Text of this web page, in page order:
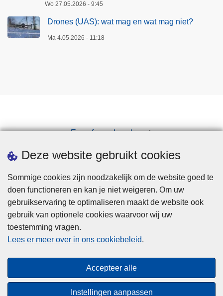
Deze website gebruikt cookies
Sommige cookies zijn noodzakelijk om de website goed te
doen functioneren en kan je niet weigeren. Om uw
gebruikservaring te optimaliseren maakt de website ook
gebruik van optionele cookies waarvoor wij uw
toestemming vragen.
Lees er meer over in ons cookiebeleid.
Accepteer alle
Instellingen aanpassen
Wo 27.05.2026 - 9:45
Drones (UAS): wat mag en wat mag niet?
Ma 4.05.2026 - 11:18
Een afspraak maken
Downloads
Privacy
Toegankelijkheid